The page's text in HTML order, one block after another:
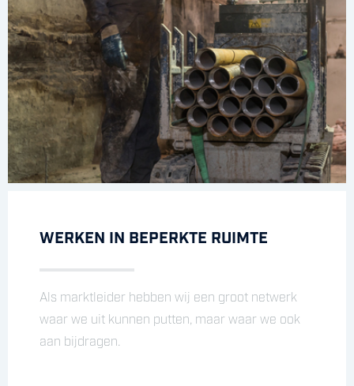
WERKEN IN BEPERKTE RUIMTE
Als marktleider hebben wij een groot netwerk
waar we uit kunnen putten, maar waar we ook
aan bijdragen.